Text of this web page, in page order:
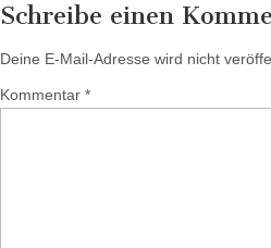
Schreibe einen
Deine E-Mail-Adresse wird nicht
Kommentar *